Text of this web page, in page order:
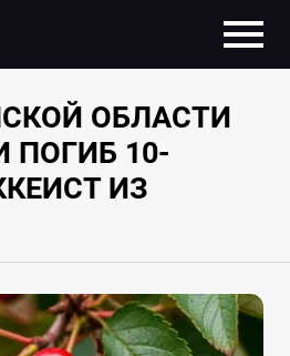
ОБЛАСТИ
ПОГИБ 10-
ИЗ